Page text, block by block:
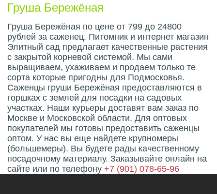
Груша Бережёная
Груша Бережёная по цене от 799 до 24800
рублей за саженец. Питомник и интернет магазин
Элитный сад предлагает качественные растения
с закрытой корневой системой. Мы сами
выращиваем, ухаживаем и продаем только те
сорта которые пригодны для Подмосковья.
Саженцы груши Бережёная предоставляются в
горшках с землей для посадки на садовых
участках. Наши курьеры доставят вам заказ по
Москве и Московской области. Для оптовых
покупателей мы готовы предоставить саженцы
оптом. У нас вы еще найдете крупномеры
(большемеры). Вы будете рады качественному
посадочному материалу. Заказывайте онлайн на
сайте или по телефону +7 (901) 078-65-96